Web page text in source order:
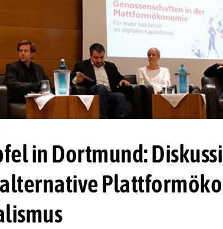
in Dortmund: